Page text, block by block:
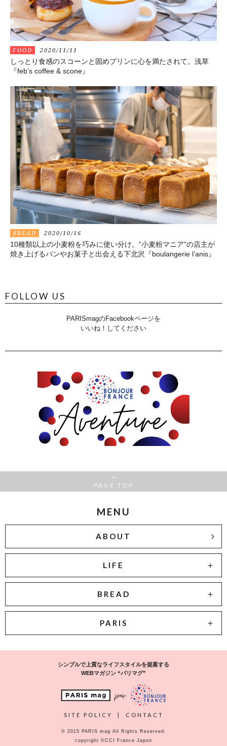
FOOD 2020/11/11
しっとり食感のスコーンと固めプリンに心を満たされて。浅草
『feb’s coffee & scone』
BREAD 2020/10/16
10種類以上の小麦粉を巧みに使い分け。“小麦粉マニア”の店主が
焼き上げるパンやお菓子と出会える下北沢『boulangerie l’anis』
FOLLOW US
PARISmagのFacebookページを
いいね！してください
PAGE TOP
MENU
ABOUT
LIFE
BREAD
PARIS
シンプルで上質なライフスタイルを提案する
WEBマガジン “パリマグ”
SITE POLICY | CONTACT
© 2015 PARIS mag All Rights Reserved.
copyright ©CCI France Japon